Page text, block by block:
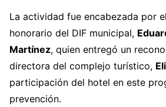
La actividad fue encabezada por
honorario del DIF municipal,
Martínez, quien entregó un
directora del complejo turístico,
participación del hotel en este
prevención.